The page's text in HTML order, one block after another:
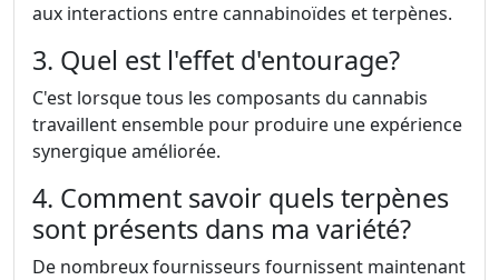
aux interactions entre cannabinoïdes et terpènes.
3. Quel est l'effet d'entourage?
C'est lorsque tous les composants du cannabis
travaillent ensemble pour produire une expérience
synergique améliorée.
4. Comment savoir quels terpènes
sont présents dans ma variété?
De nombreux fournisseurs fournissent maintenant